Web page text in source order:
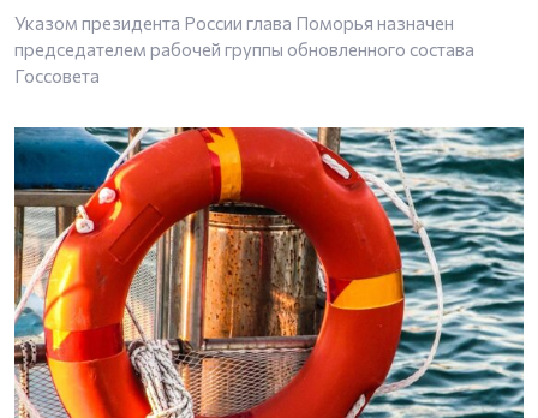
Указом президента России глава Поморья назначен
председателем рабочей группы обновленного состава
Госсовета